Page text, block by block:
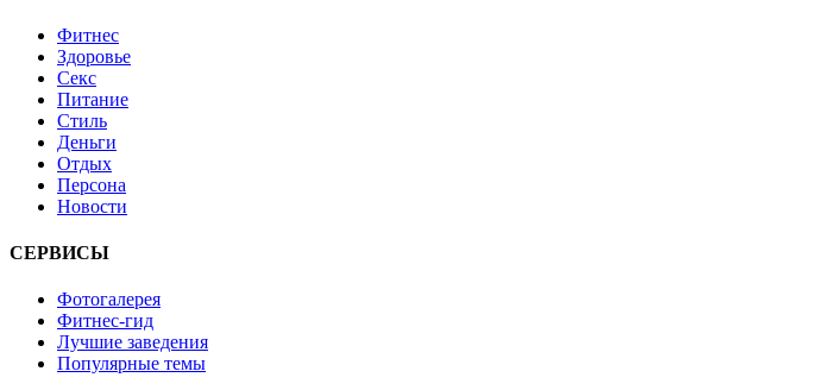
Фитнес
Здоровье
Секс
Питание
Стиль
Деньги
Отдых
Персона
Новости
СЕРВИСЫ
Фотогалерея
Фитнес-гид
Лучшие заведения
Популярные темы